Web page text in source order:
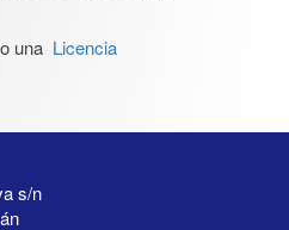
una Licencia
s/n